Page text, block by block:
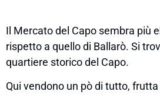
Il Mercato del Capo sembra più
rispetto a quello di Ballarò. Si
quartiere storico del Capo.
Qui vendono un pò di tutto,